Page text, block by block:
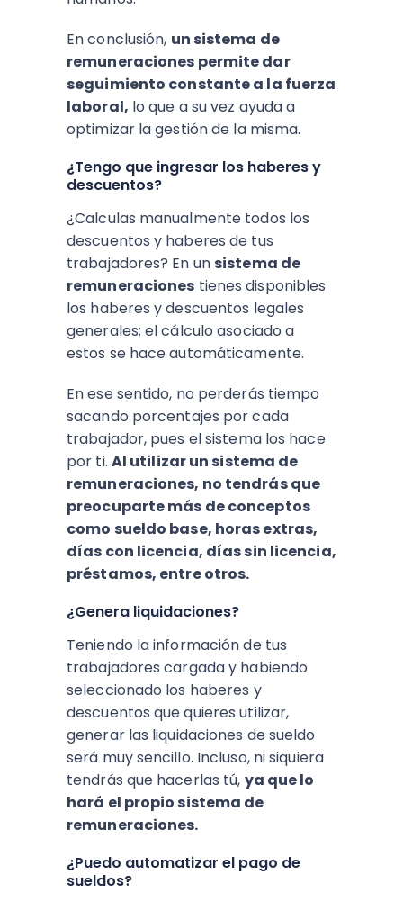
En conclusión, un sistema de
remuneraciones permite dar
seguimiento constante a la fuerza
laboral, lo que a su vez ayuda a
optimizar la gestión de la misma.
¿Tengo que ingresar los haberes y
descuentos?
¿Calculas manualmente todos los
descuentos y haberes de tus
trabajadores? En un sistema de
remuneraciones tienes disponibles
los haberes y descuentos legales
generales; el cálculo asociado a
estos se hace automáticamente.
En ese sentido, no perderás tiempo
sacando porcentajes por cada
trabajador, pues el sistema los hace
por ti. Al utilizar un sistema de
remuneraciones, no tendrás que
preocuparte más de conceptos
como sueldo base, horas extras,
días con licencia, días sin licencia,
préstamos, entre otros.
¿Genera liquidaciones?
Teniendo la información de tus
trabajadores cargada y habiendo
seleccionado los haberes y
descuentos que quieres utilizar,
generar las liquidaciones de sueldo
será muy sencillo. Incluso, ni siquiera
tendrás que hacerlas tú, ya que lo
hará el propio sistema de
remuneraciones.
¿Puedo automatizar el pago de
sueldos?